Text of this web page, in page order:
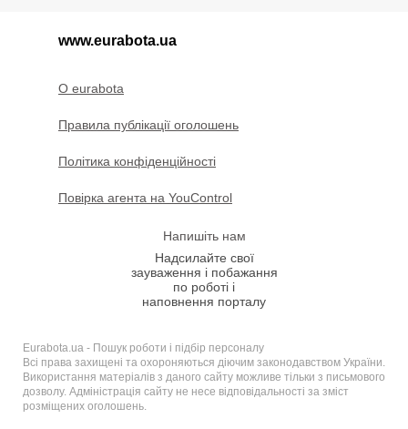
www.eurabota.ua
O eurabota
Правила публікації оголошень
Політика конфіденційності
Повірка агента на YouControl
Напишіть нам
Надсилайте свої
зауваження і побажання
по роботі і
наповнення порталу
Eurabota.ua - Пошук роботи і підбір персоналу
Всі права захищені та охороняються діючим законодавством України.
Використання матеріалів з даного сайту можливе тільки з письмового
дозволу. Адміністрація сайту не несе відповідальності за зміст
розміщених оголошень.